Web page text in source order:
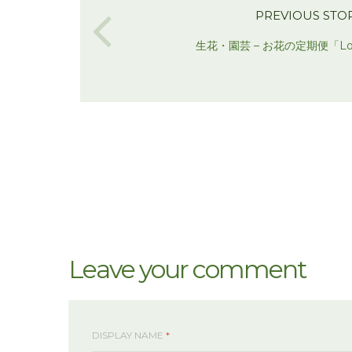
PREVIOUS
生花・園芸 – お花の定期便「
Leave your comment
DISPLAY NAME *